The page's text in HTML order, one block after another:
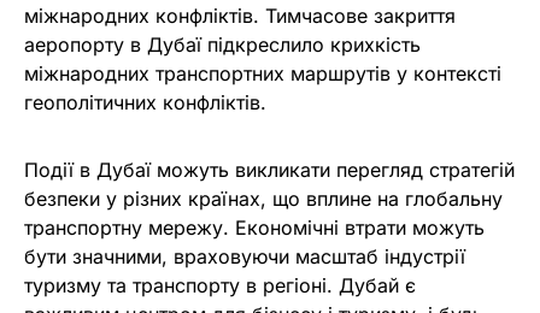
міжнародних конфліктів. Тимчасове закриття
аеропорту в Дубаї підкреслило крихкість
міжнародних транспортних маршрутів у контексті
геополітичних конфліктів.
Події в Дубаї можуть викликати перегляд стратегій
безпеки у різних країнах, що вплине на глобальну
транспортну мережу. Економічні втрати можуть
бути значними, враховуючи масштаб індустрії
туризму та транспорту в регіоні. Дубай є